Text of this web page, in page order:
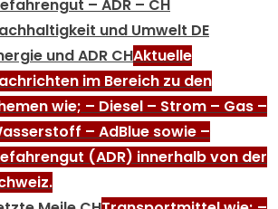
– ADR – CH
und Umwelt DE
und ADR CHAktuelle
im Bereich zu den
wie; – Diesel – Strom – Gas –
– AdBlue sowie –
(ADR) innerhalb von der